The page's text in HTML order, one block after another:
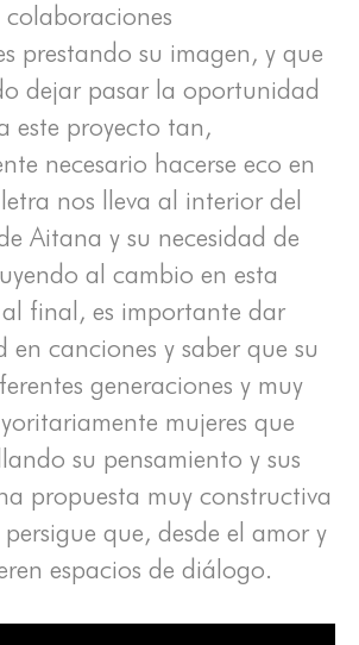
prestando su imagen, y que
dejar pasar la oportunidad
este proyecto tan,
necesario hacerse eco en
nos lleva al interior del
Aitana y su necesidad de
al cambio en esta
final, es importante dar
en canciones y saber que su
generaciones y muy
mujeres que
su pensamiento y sus
propuesta muy constructiva
que, desde el amor y
espacios de diálogo.